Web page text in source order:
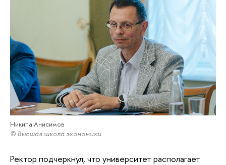
Никита Анисимов
© Высшая школа экономики
Ректор подчеркнул, что университет располагает